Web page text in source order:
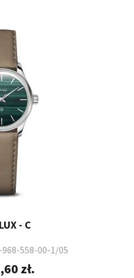
- C
968-558-00-1/05
zł.